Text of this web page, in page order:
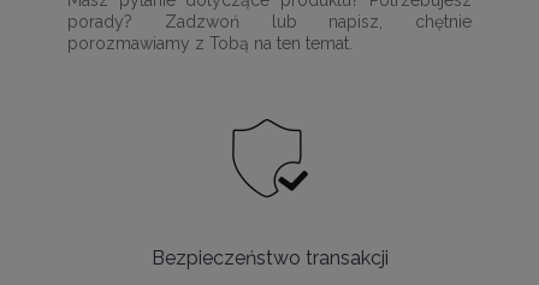
porady? Zadzwoń lub napisz, chętnie
porozmawiamy z Tobą na ten temat.
Bezpieczeństwo transakcji